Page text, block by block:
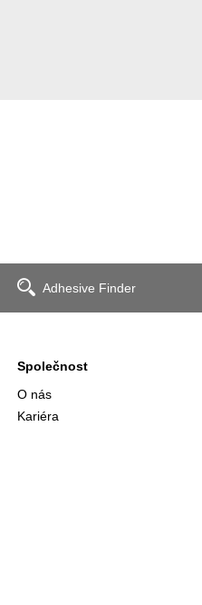
Adhesive Finder
Společnost
O nás
Kariéra